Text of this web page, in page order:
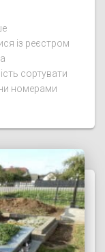
із реєстром
сортувати
номерами